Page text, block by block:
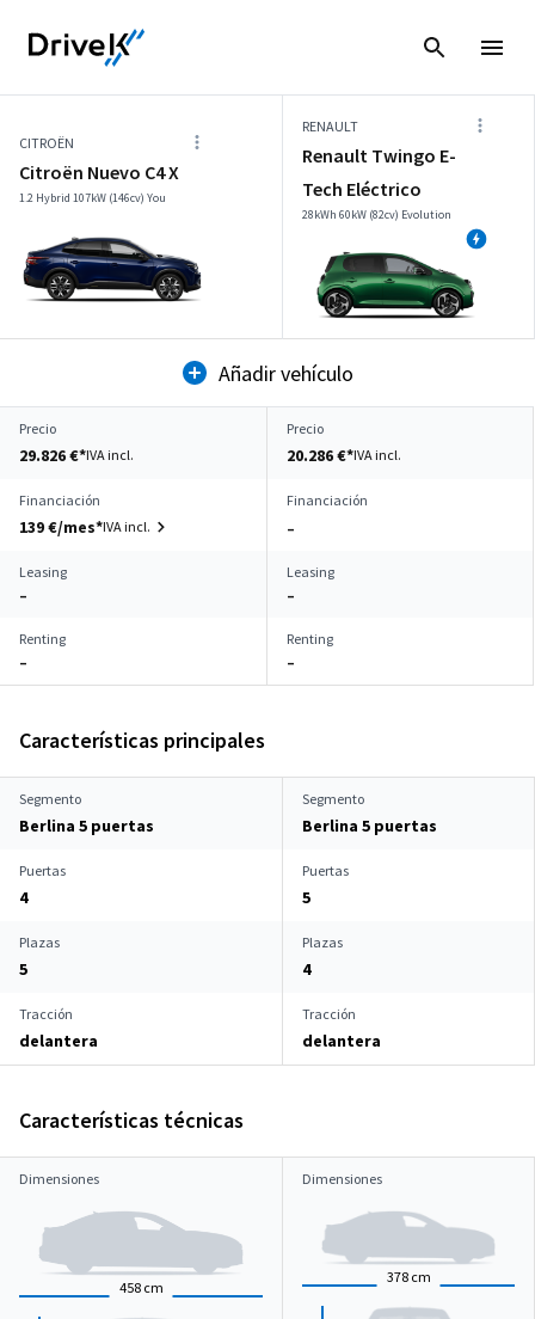
CITROËN
Citroën Nuevo C4 X
1.2 Hybrid 107kW (146cv) You
RENAULT
Renault Twingo E-
Tech Eléctrico
28kWh 60kW (82cv) Evolution
Añadir vehículo
Precio
29.826 €*IVA incl.
Precio
20.286 €*IVA incl.
Financiación
139 €/mes*IVA incl.
Financiación
–
Leasing
–
Leasing
–
Renting
–
Renting
–
Características principales
Segmento
Berlina 5 puertas
Segmento
Berlina 5 puertas
Puertas
4
Puertas
5
Plazas
5
Plazas
4
Tracción
delantera
Tracción
delantera
Características técnicas
Dimensiones
458 cm
Dimensiones
378 cm